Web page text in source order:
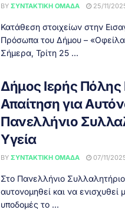
BY ΣΥΝΤΑΚΤΙΚΉ ΟΜΆΔΑ 25/11/
Κατάθεση στοιχείων στην
Πρόσωπα του Δήμου –
Σήμερα, Τρίτη 25 ...
Δήμος Ιερής
Απαίτηση για
Πανελλήνιο
Υγεία
BY ΣΥΝΤΑΚΤΙΚΉ ΟΜΆΔΑ 07/11/
Στο Πανελλήνιο
αυτονομηθεί και να ενισχυθεί
υποδομές το ...